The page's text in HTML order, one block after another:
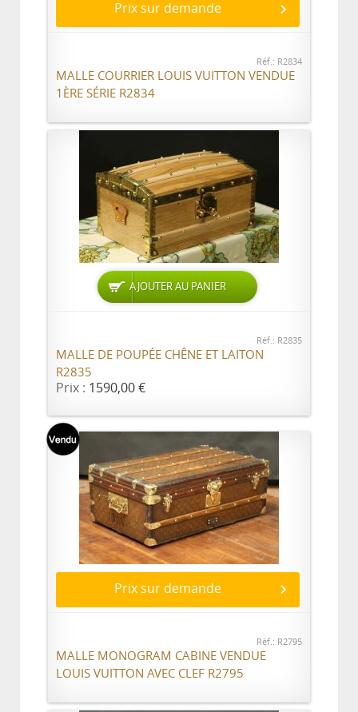
Prix sur demande
Réf.: R2834
MALLE COURRIER LOUIS VUITTON VENDUE
1ÈRE SÉRIE R2834
AJOUTER AU PANIER
Réf.: R2835
MALLE DE POUPÉE CHÊNE ET LAITON
R2835
Prix : 1590,00 €
Prix sur demande
Réf.: R2795
MALLE MONOGRAM CABINE VENDUE
LOUIS VUITTON AVEC CLEF R2795